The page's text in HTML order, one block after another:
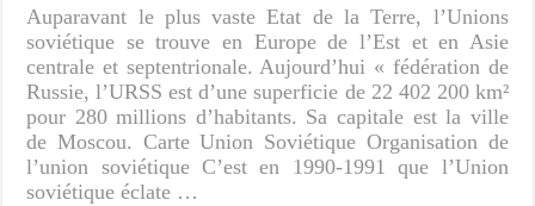
Auparavant le plus vaste Etat de la Terre, l’Unions
soviétique se trouve en Europe de l’Est et en Asie
centrale et septentrionale. Aujourd’hui « fédération de
Russie, l’URSS est d’une superficie de 22 402 200 km²
pour 280 millions d’habitants. Sa capitale est la ville
de Moscou. Carte Union Soviétique Organisation de
l’union soviétique C’est en 1990-1991 que l’Union
soviétique éclate …